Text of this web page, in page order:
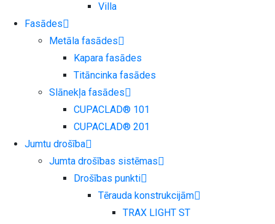
Villa
Fasādes
Metāla fasādes
Kapara fasādes
Titāncinka fasādes
Slānekļa fasādes
CUPACLAD® 101
CUPACLAD® 201
Jumtu drošība
Jumta drošības sistēmas
Drošības punkti
Tērauda konstrukcijām
TRAX LIGHT ST